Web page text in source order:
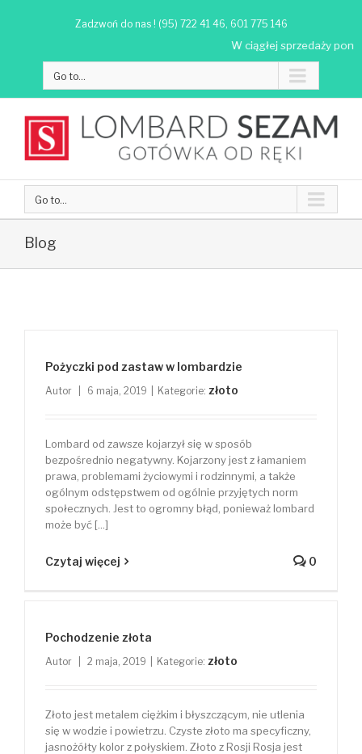
Zadzwoń do nas ! (95) 722 41 46, 601 775 146
W ciągłej sprzedaży
Go to...
Go to...
Blog
Pożyczki pod zastaw w lombardzie
Autor 6 maja, 2019 Kategorie: złoto
Lombard od zawsze kojarzył się w sposób
bezpośrednio negatywny. Kojarzony jest z łamaniem
prawa, problemami życiowymi i rodzinnymi, a także
ogólnym odstępstwem od ogólnie przyjętych norm
społecznych. Jest to ogromny błąd, ponieważ lombard
może być [...]
Czytaj więcej 0
Pochodzenie złota
Autor 2 maja, 2019 Kategorie: złoto
Złoto jest metalem ciężkim i błyszczącym, nie utlenia
się w wodzie i powietrzu. Czyste złoto ma specyficzny,
jasnożółty kolor z połyskiem. Złoto z Rosji Rosja jest